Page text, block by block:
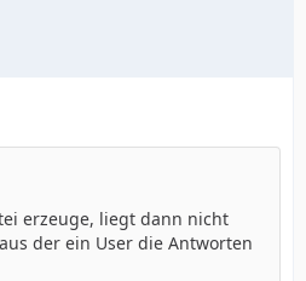
erzeuge, liegt dann nicht
der ein User die Antworten